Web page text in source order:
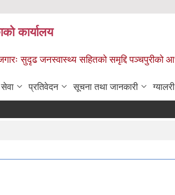
कार्यालय
सुदृढ जनस्वास्थ्य सहितको समृद्दि पञ्चपुरीको
प्रतिवेदन सूचना तथा जानकारी ग्यालरी